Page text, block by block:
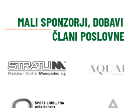
MALI SPONZORJI,
ČLANI